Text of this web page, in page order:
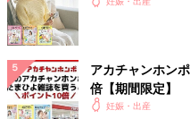
アカチャンホン
倍【期間限定】
妊娠・出産